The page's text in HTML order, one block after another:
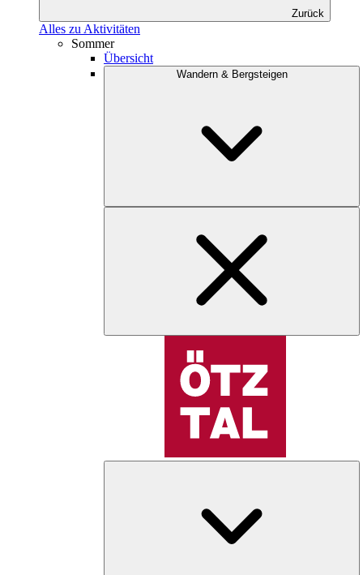
Zurück
Alles zu Aktivitäten
Sommer
Übersicht
Wandern & Bergsteigen